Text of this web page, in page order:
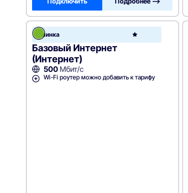
Новинка
Базовый Интернет
(Интернет)
500Мбит/с
Wi-Fi роутер можно добавить к тарифу